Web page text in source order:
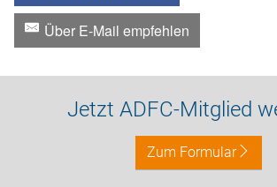
Über E-Mail empfehlen
Jetzt ADFC-Mitglied
Zum Formular